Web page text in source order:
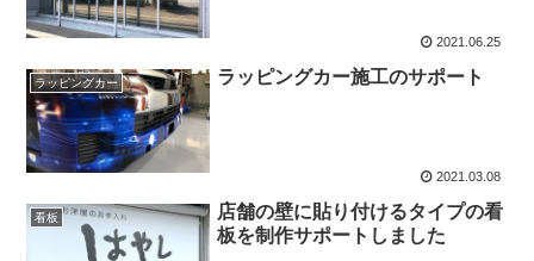
2021.06.25
ラッピングカー ラッピングカー施工のサポート
2021.03.08
看板
店舗の壁に貼り付けるタイプの看
板を制作サポートしました